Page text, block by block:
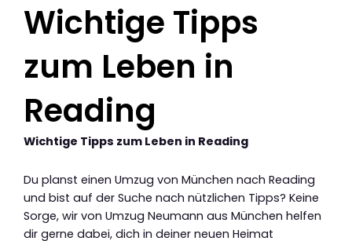
Wichtige Tipps
zum Leben in
Reading
Wichtige Tipps zum Leben in Reading
Du planst einen Umzug von München nach Reading
und bist auf der Suche nach nützlichen Tipps? Keine
Sorge, wir von Umzug Neumann aus München helfen
dir gerne dabei, dich in deiner neuen Heimat